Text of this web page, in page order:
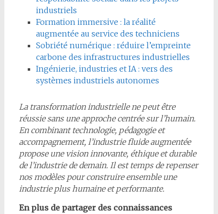
industriels
Formation immersive : la réalité
augmentée au service des techniciens
Sobriété numérique : réduire l’empreinte
carbone des infrastructures industrielles
Ingénierie, industries et IA : vers des
systèmes industriels autonomes
La transformation industrielle ne peut être
réussie sans une approche centrée sur l’humain.
En combinant technologie, pédagogie et
accompagnement, l’industrie fluide augmentée
propose une vision innovante, éthique et durable
de l’industrie de demain. Il est temps de repenser
nos modèles pour construire ensemble une
industrie plus humaine et performante.
En plus de partager des connaissances